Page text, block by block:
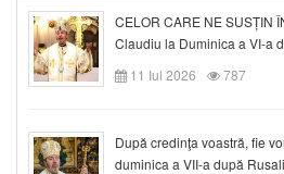
CELOR CARE NE SUSȚIN
Claudiu la Duminica a VI-a
11 Iul 2026
787
După credinţa voastră, fie
duminica a VII-a după